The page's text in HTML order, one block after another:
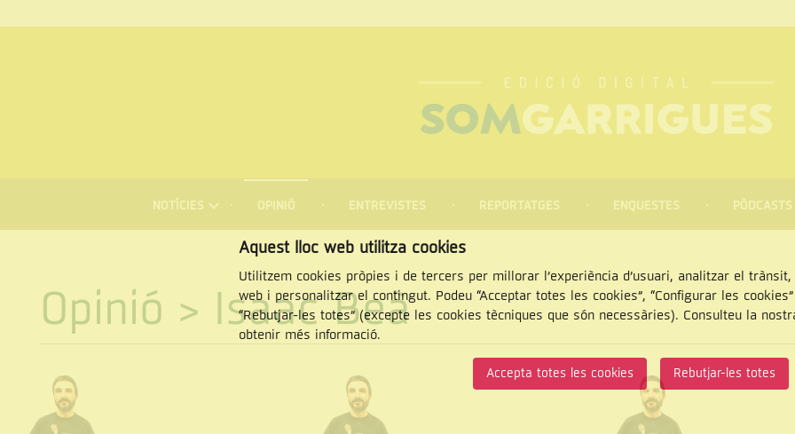
NOTÍCIES OPINIÓ ENTREVISTES REPORTATGES ENQUESTES PÒDCASTS
Opinió > Isaac Beà
Aquest lloc web utilitza cookies
Utilitzem cookies pròpies i de tercers per millorar l’experiència d’usuari, analitzar el
web i personalitzar el contingut. Podeu “Acceptar totes les cookies”, “Configurar les
“Rebutjar-les totes” (excepte les cookies tècniques que són necessàries). Consulteu la
obtenir més informació.
Accepta totes les cookies Rebutjar-les totes